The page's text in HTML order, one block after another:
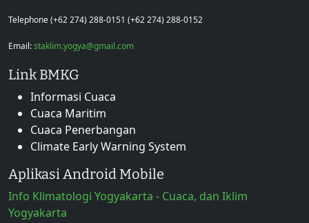
Telephone (+62 274) 288-0151 (+62 274) 288-0152
Email:staklim.yogya@gmail.com
Link BMKG
Informasi Cuaca
Cuaca Maritim
Cuaca Penerbangan
Climate Early Warning System
Aplikasi Android Mobile
Info Klimatologi Yogyakarta - Cuaca, dan Iklim
Yogyakarta